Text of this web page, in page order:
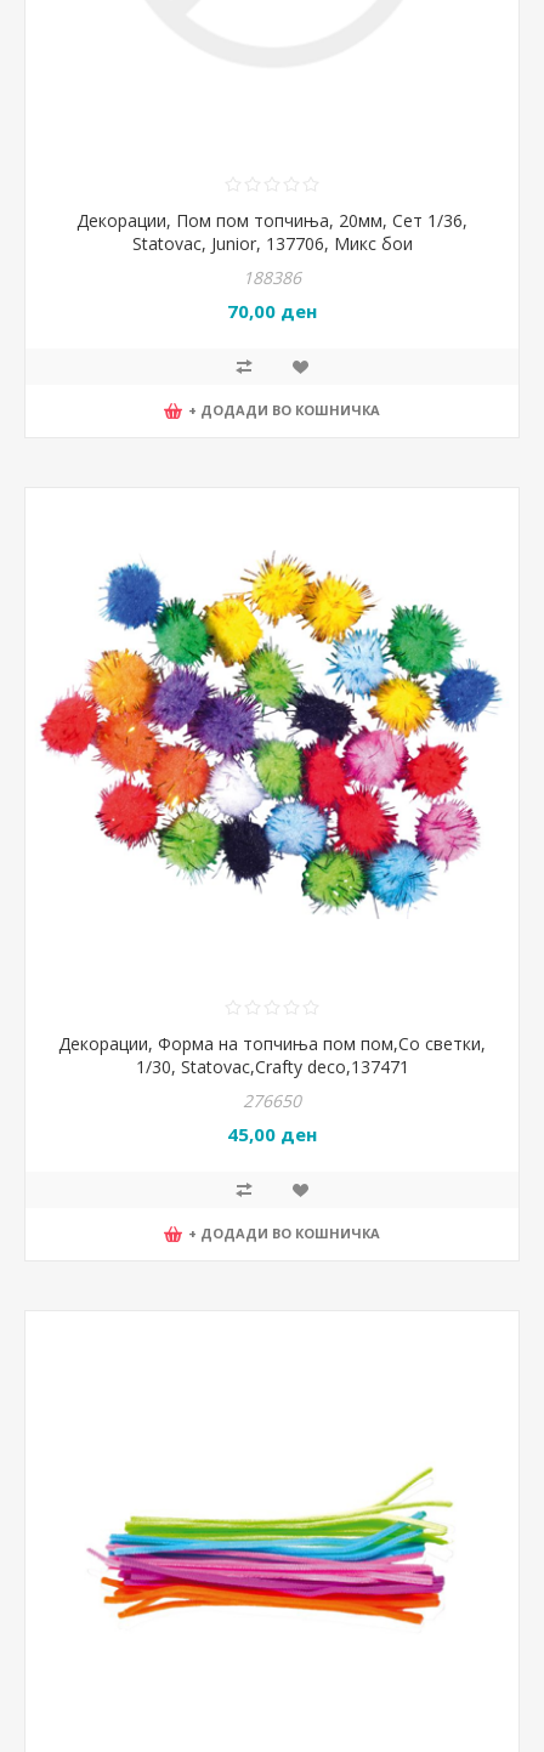
Декорации, Пом пом топчиња, 20мм, Сет 1/36,
Statovac, Junior, 137706, Микс бои
188386
70,00 ден
+ ДОДАДИ ВО КОШНИЧКА
Декорации, Форма на топчиња пом пом,Со светки,
1/30, Statovac,Crafty deco,137471
276650
45,00 ден
+ ДОДАДИ ВО КОШНИЧКА